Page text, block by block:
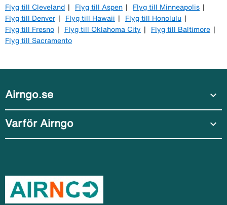
Flyg till Cleveland
Flyg till Aspen
Flyg till Minneapolis
Flyg till Denver
Flyg till Hawaii
Flyg till Honolulu
Flyg till Fresno
Flyg till Oklahoma City
Flyg till Baltimore
Flyg till Sacramento
Airngo.se expand_more
Varför Airngo expand_more